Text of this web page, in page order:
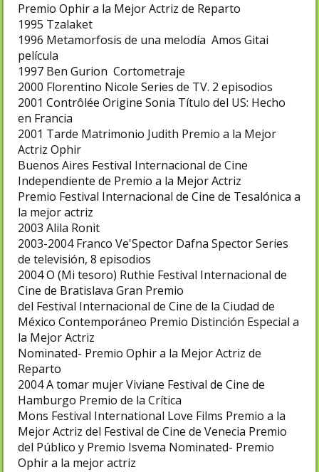
Premio Ophir a la Mejor Actriz de Reparto
1995 Tzalaket
1996 Metamorfosis de una melodía Amos Gitai
película
1997 Ben Gurion Cortometraje
2000 Florentino Nicole Series de TV. 2 episodios
2001 Contrôlée Origine Sonia Título del US: Hecho
en Francia
2001 Tarde Matrimonio Judith Premio a la Mejor
Actriz Ophir
Buenos Aires Festival Internacional de Cine
Independiente de Premio a la Mejor Actriz
Premio Festival Internacional de Cine de Tesalónica a
la mejor actriz
2003 Alila Ronit
2003-2004 Franco Ve'Spector Dafna SpectorSeries
de televisión, 8 episodios
2004O (Mi tesoro) Ruthie Festival Internacional de
Cine de Bratislava Gran Premio
del Festival Internacional de Cine de la Ciudad de
México Contemporáneo Premio Distinción Especial a
la Mejor Actriz
Nominated- Premio Ophir a la Mejor Actriz de
Reparto
2004A tomar mujerViviane Festival de Cine de
Hamburgo Premio de la Crítica
Mons Festival International Love Films Premio a la
Mejor Actriz del Festival de Cine de Venecia Premio
del Público y Premio Isvema Nominated- Premio
Ophir a la mejor actriz